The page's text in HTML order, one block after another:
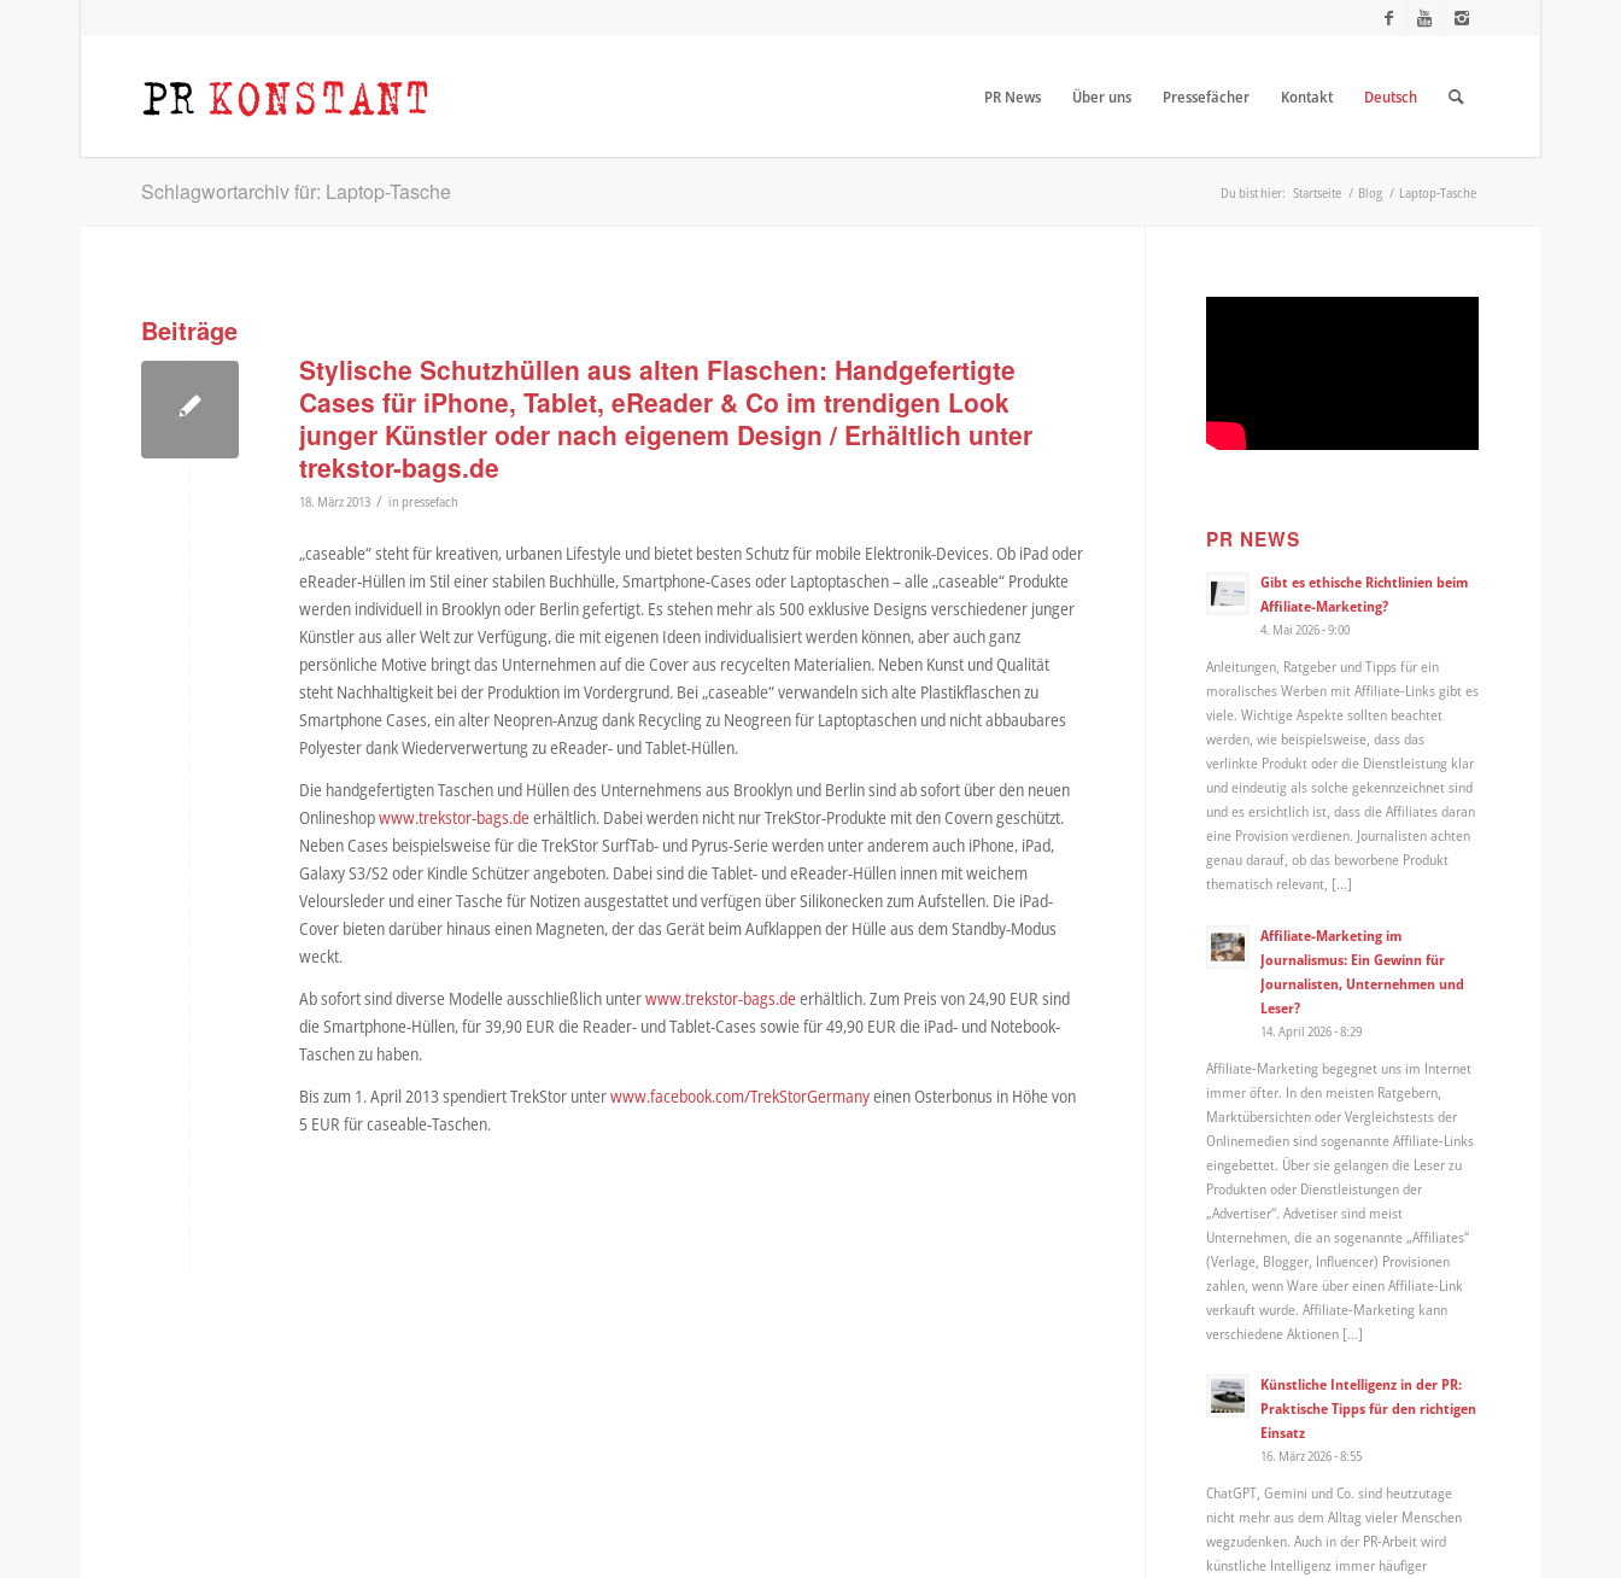
PR News Über uns Pressefächer Kontakt Deutsch
Schlagwortarchiv für: Laptop-Tasche Du bist hier: Startseite / Blog / Laptop-Tasche
Beiträge
Stylische Schutzhüllen aus alten Flaschen: Handgefertigte
Cases für iPhone, Tablet, eReader & Co im trendigen Look
junger Künstler oder nach eigenem Design / Erhältlich unter
trekstor-bags.de
18. März 2013 / in pressefach
„caseable“ steht für kreativen, urbanen Lifestyle und bietet besten Schutz für mobile Elektronik-Devices. Ob iPad oder
eReader-Hüllen im Stil einer stabilen Buchhülle, Smartphone-Cases oder Laptoptaschen – alle „caseable“ Produkte
werden individuell in Brooklyn oder Berlin gefertigt. Es stehen mehr als 500 exklusive Designs verschiedener junger
Künstler aus aller Welt zur Verfügung, die mit eigenen Ideen individualisiert werden können, aber auch ganz
persönliche Motive bringt das Unternehmen auf die Cover aus recycelten Materialien. Neben Kunst und Qualität
steht Nachhaltigkeit bei der Produktion im Vordergrund. Bei „caseable“ verwandeln sich alte Plastikflaschen zu
Smartphone Cases, ein alter Neopren-Anzug dank Recycling zu Neogreen für Laptoptaschen und nicht abbaubares
Polyester dank Wiederverwertung zu eReader- und Tablet-Hüllen.
Die handgefertigten Taschen und Hüllen des Unternehmens aus Brooklyn und Berlin sind ab sofort über den neuen
Onlineshopwww.trekstor-bags.deerhältlich. Dabei werden nicht nur TrekStor-Produkte mit den Covern geschützt.
Neben Cases beispielsweise für die TrekStor SurfTab- und Pyrus-Serie werden unter anderem auch iPhone, iPad,
Galaxy S3/S2 oder Kindle Schützer angeboten. Dabei sind die Tablet- und eReader-Hüllen innen mit weichem
Veloursleder und einer Tasche für Notizen ausgestattet und verfügen über Silikonecken zum Aufstellen. Die iPad-
Cover bieten darüber hinaus einen Magneten, der das Gerät beim Aufklappen der Hülle aus dem Standby-Modus
weckt.
Ab sofort sind diverse Modelle ausschließlich unterwww.trekstor-bags.deerhältlich. Zum Preis von 24,90 EUR sind
die Smartphone-Hüllen, für 39,90 EUR die Reader- und Tablet-Cases sowie für 49,90 EUR die iPad- und Notebook-
Taschen zu haben.
Bis zum 1. April 2013 spendiert TrekStor unterwww.facebook.com/TrekStorGermanyeinen Osterbonus in Höhe von
5 EUR für caseable-Taschen.
PR NEWS
Gibt es ethische Richtlinien beim
Affiliate-Marketing?
4. Mai 2026 - 9:00
Anleitungen, Ratgeber und Tipps für ein
moralisches Werben mit Affiliate-Links gibt es
viele. Wichtige Aspekte sollten beachtet
werden, wie beispielsweise, dass das
verlinkte Produkt oder die Dienstleistung klar
und eindeutig als solche gekennzeichnet sind
und es ersichtlich ist, dass die Affiliates daran
eine Provision verdienen. Journalisten achten
genau darauf, ob das beworbene Produkt
thematisch relevant, […]
Affiliate-Marketing im
Journalismus: Ein Gewinn für
Journalisten, Unternehmen und
Leser?
14. April 2026 - 8:29
Affiliate-Marketing begegnet uns im Internet
immer öfter. In den meisten Ratgebern,
Marktübersichten oder Vergleichstests der
Onlinemedien sind sogenannte Affiliate-Links
eingebettet. Über sie gelangen die Leser zu
Produkten oder Dienstleistungen der
„Advertiser“. Advetiser sind meist
Unternehmen, die an sogenannte „Affiliates“
(Verlage, Blogger, Influencer) Provisionen
zahlen, wenn Ware über einen Affiliate-Link
verkauft wurde. Affiliate-Marketing kann
verschiedene Aktionen […]
Künstliche Intelligenz in der PR:
Praktische Tipps für den richtigen
Einsatz
16. März 2026 - 8:55
ChatGPT, Gemini und Co. sind heutzutage
nicht mehr aus dem Alltag vieler Menschen
wegzudenken. Auch in der PR-Arbeit wird
künstliche Intelligenz immer häufiger